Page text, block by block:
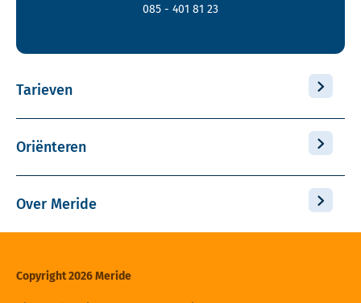
085 - 401 81 23
Tarieven
Oriënteren
Over Meride
Copyright 2026 Meride